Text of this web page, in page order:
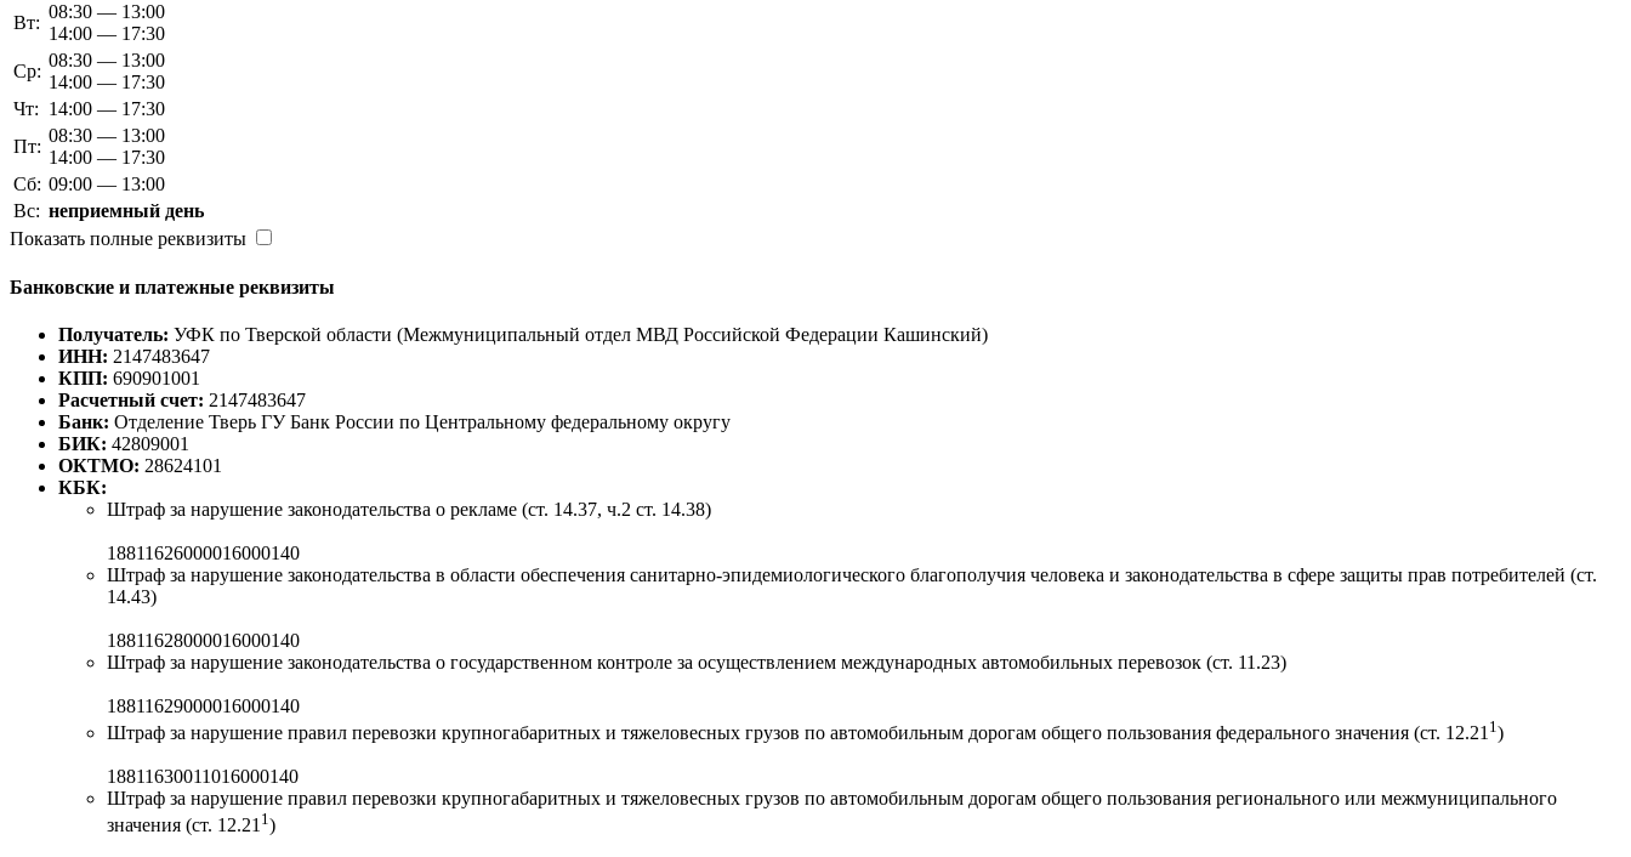
Вт:
08:30 — 13:00
14:00 — 17:30
Ср:
08:30 — 13:00
14:00 — 17:30
Чт: 14:00 — 17:30
Пт:
08:30 — 13:00
14:00 — 17:30
Сб: 09:00 — 13:00
Вс: неприемный день
Показать полные реквизиты
Банковские и платежные реквизиты
Получатель: УФК по Тверской области (Межмуниципальный отдел МВД Российской Федерации Кашинский)
ИНН: 2147483647
КПП: 690901001
Расчетный счет: 2147483647
Банк: Отделение Тверь ГУ Банк России по Центральному федеральному округу
БИК: 42809001
ОКТМО: 28624101
КБК:
Штраф за нарушение законодательства о рекламе (ст. 14.37, ч.2 ст. 14.38)
18811626000016000140
Штраф за нарушение законодательства в области обеспечения санитарно-эпидемиологического благополучия человека и законодательства в сфере защиты прав потребителей (ст.
14.43)
18811628000016000140
Штраф за нарушение законодательства о государственном контроле за осуществлением международных автомобильных перевозок (ст. 11.23)
18811629000016000140
Штраф за нарушение правил перевозки крупногабаритных и тяжеловесных грузов по автомобильным дорогам общего пользования федерального значения (ст. 12.21 1)
18811630011016000140
Штраф за нарушение правил перевозки крупногабаритных и тяжеловесных грузов по автомобильным дорогам общего пользования регионального или межмуниципального
значения (ст. 12.211)